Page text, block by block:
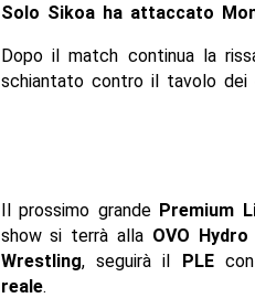
Solo Sikoa ha attaccato
Dopo il match continua la
schiantato contro il tavolo dei
Il prossimo grande Premium
show si terrà alla OVO Hydro
Wrestling, seguirà il PLE
reale.